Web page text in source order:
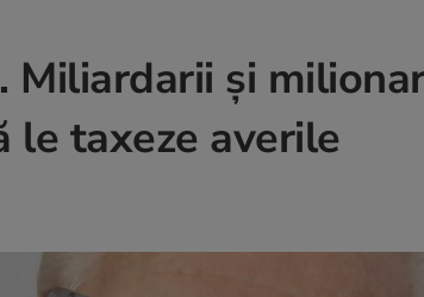
Miliardarii și
le taxeze averile